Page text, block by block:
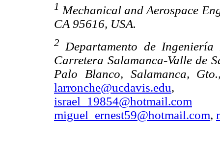
1 Mechanical and Aerospace
CA 95616, USA.
2
Departamento de
Carretera Salamanca-Valle de
Palo Blanco, Salamanca,
larronche@ucdavis.edu
israel_19854@hotmail.com
miguel_ernest59@hotmail.com,